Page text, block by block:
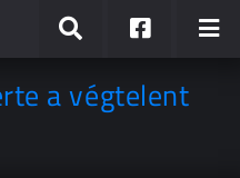
a végtelent